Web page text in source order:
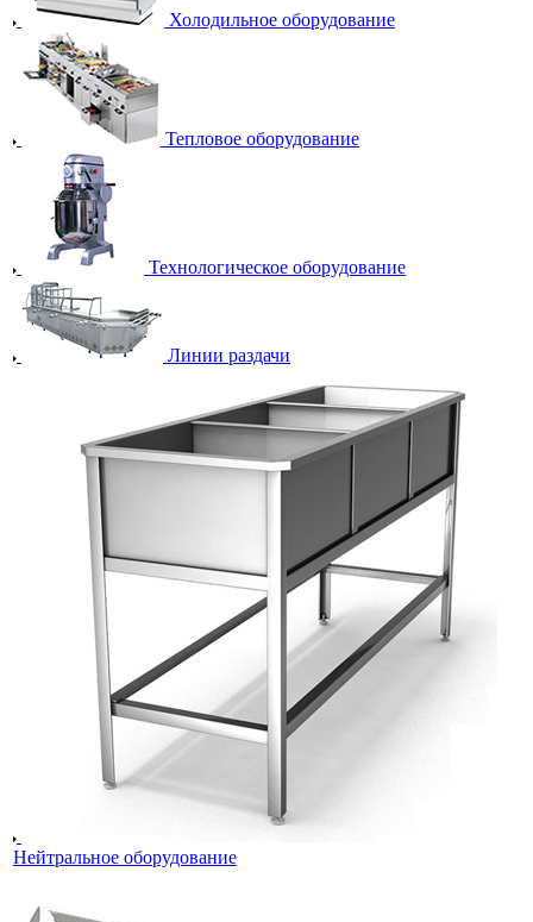
Холодильное оборудование
Тепловое оборудование
Технологическое оборудование
Линии раздачи
Нейтральное оборудование